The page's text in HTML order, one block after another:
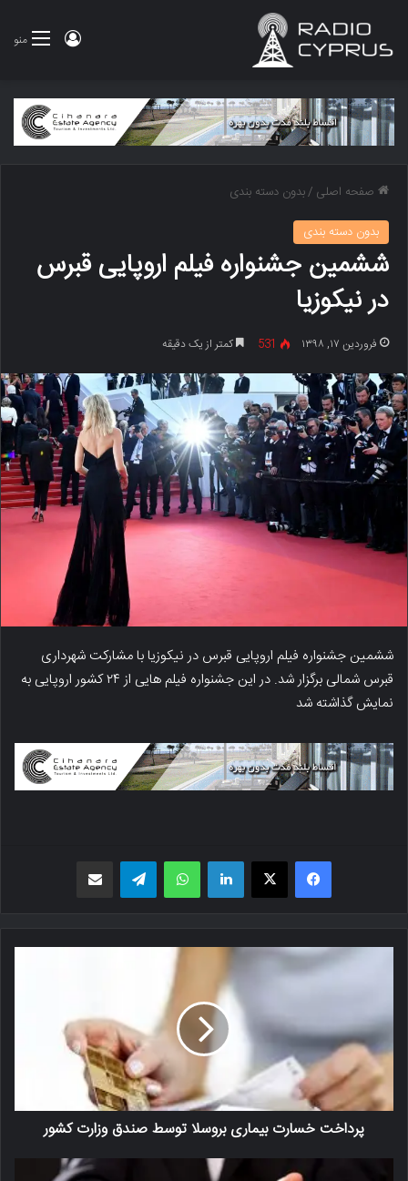
منو ورود
صفحه اصلی /بدون دسته بندی
بدون دسته بندی
ششمین جشنواره فیلم اروپایی قبرس
در نیکوزیا
فروردین ۱۷, ۱۳۹۸ 531 کمتر از یک دقیقه
ششمین جشنواره فیلم اروپایی قبرس در نیکوزیا با مشارکت شهرداری
قبرس شمالی برگزار شد. در این جشنواره فیلم هایی از ۲۴ کشور اروپایی به
نمایش گذاشته شد
فیسبوک X لینکدین واتس اپ
پرداخت خسارت بیماری بروسلا توسط صندق وزارت کشور